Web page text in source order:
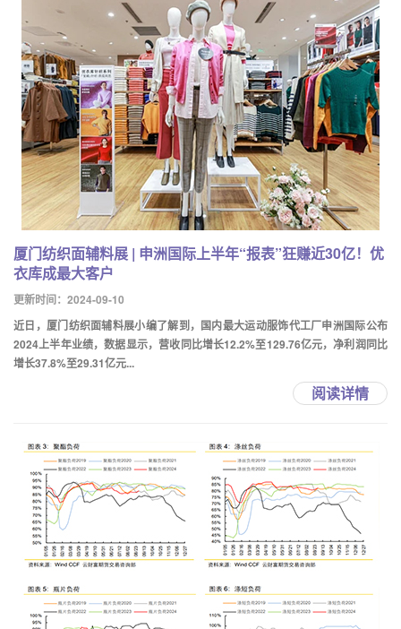
厦门纺织面辅料展 | 申洲国际上半年“报表”狂赚近30亿！优
衣库成最大客户
更新时间：2024-09-10
近日，厦门纺织面辅料展小编了解到，国内最大运动服饰代工厂申洲国际公布
2024上半年业绩，数据显示，营收同比增长12.2%至129.76亿元，净利润同比
增长37.8%至29.31亿元...
阅读详情